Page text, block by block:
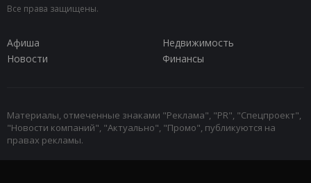
Все права защищены.
Афиша
Недвижимость
Новости
Финансы
Материалы, отмеченные знаками "Реклама", "PR", "Спецпроект",
"Новости компаний", "Актуально", "Промо", публикуются на
правах рекламы.